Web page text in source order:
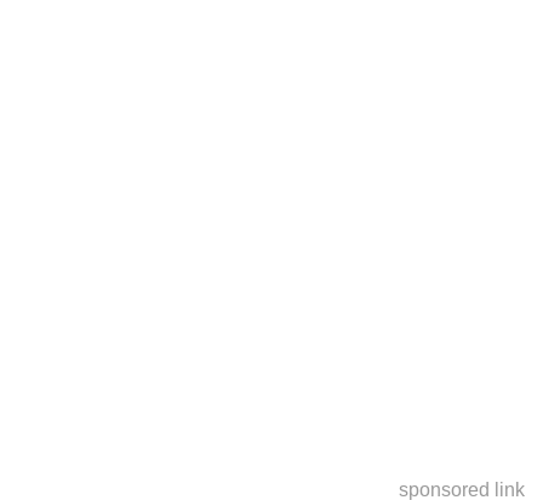
sponsored link